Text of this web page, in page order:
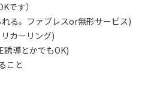
です）
る。ファブレスor無形サービス)
カーリング)
導とかでもOK)
こと